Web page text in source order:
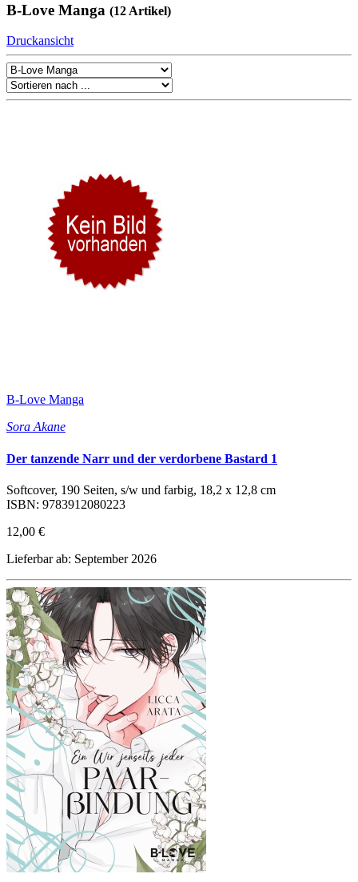
B-Love Manga (12 Artikel)
Druckansicht
B-Love Manga
Sora Akane
Der tanzende Narr und der verdorbene Bastard 1
Softcover, 190 Seiten, s/w und farbig, 18,2 x 12,8 cm
ISBN: 9783912080223
12,00 €
Lieferbar ab: September 2026